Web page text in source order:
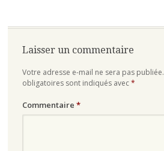
Laisser un commentaire
Votre adresse e-mail ne sera pas publiée.
obligatoires sont indiqués avec*
Commentaire *